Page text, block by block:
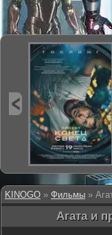
KINOGO » Фильмы »
Агата и